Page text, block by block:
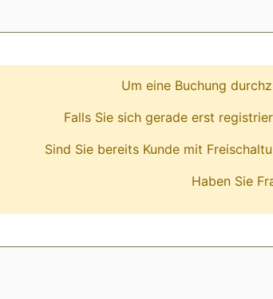
Um eine Buchung
Falls Sie sich gerade erst
Sind Sie bereits Kunde mit
Haben Sie